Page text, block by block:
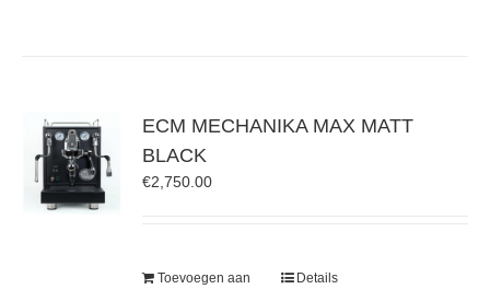
ECM MECHANIKA MAX MATT
BLACK
€2,750.00
Toevoegen aan
Details